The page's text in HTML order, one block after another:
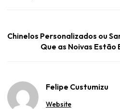
Chinelos Personalizados ou
Que as Noivas Estão
Felipe Custumizu
Website